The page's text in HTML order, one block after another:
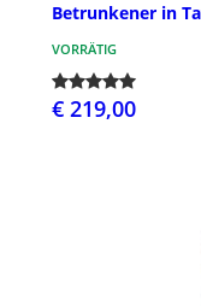
Betrunkener in
VORRÄTIG
€ 219,00